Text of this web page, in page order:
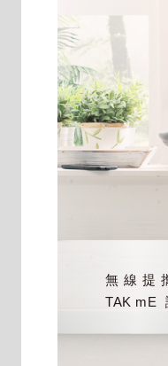
無線提
TAK mE